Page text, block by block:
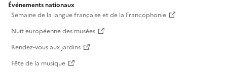
Événements nationaux
Semaine de la langue française et de la Francophonie
Nuit européenne des musées
Rendez-vous aux jardins
Fête de la musique